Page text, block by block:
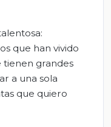
que han vivido
tienen grandes
a una sola
que quiero